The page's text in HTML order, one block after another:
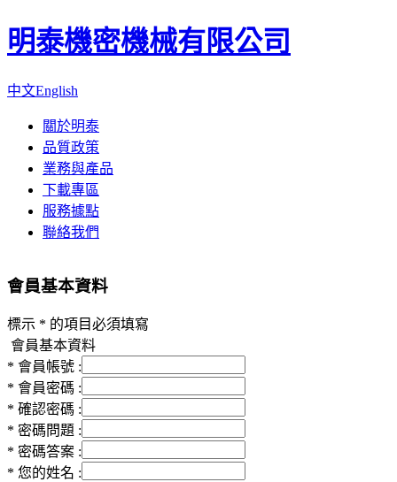
明泰機密機械有限公司
中文English
關於明泰
品質政策
業務與產品
下載專區
服務據點
聯絡我們
會員基本資料
標示 * 的項目必須填寫
會員基本資料
* 會員帳號 :
* 會員密碼 :
* 確認密碼 :
* 密碼問題 :
* 密碼答案 :
* 您的姓名 :